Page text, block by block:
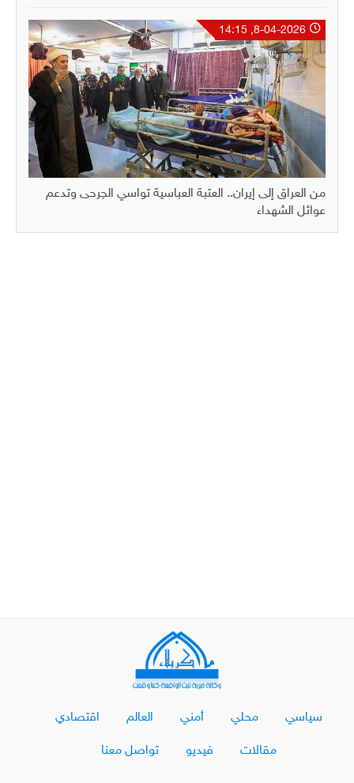
من العراق إلى إيران.. العتبة العباسية تواسي الجرحى وتدعم
عوائل الشهداء
سياسي محلي أمني العالم اقتصادي
مقالات فيديو تواصل معنا